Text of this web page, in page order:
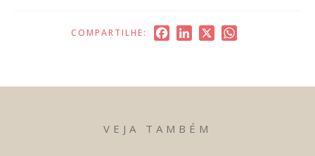
COMPARTILHE: FacebookLinkedIn
VEJA TAMBÉM